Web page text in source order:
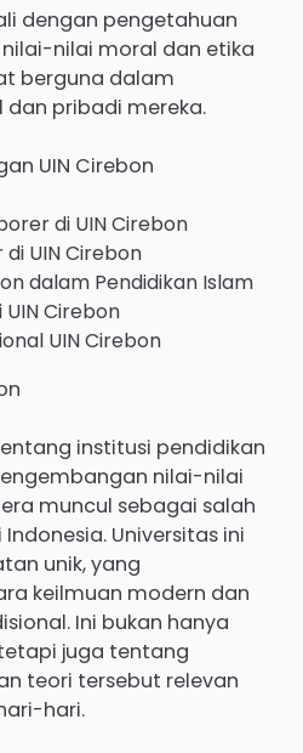
dengan pengetahuan
nilai moral dan etika
berguna dalam
dan pribadi mereka.
UIN Cirebon
di UIN Cirebon
UIN Cirebon
dalam Pendidikan Islam
UIN Cirebon
UIN Cirebon
institusi pendidikan
nilai-nilai
muncul sebagai salah
Universitas ini
unik, yang
keilmuan modern dan
Ini bukan hanya
juga tentang
teori tersebut relevan
hari.